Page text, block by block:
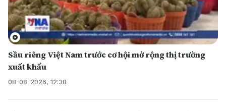
Sầu riêng Việt Nam trước cơ hội mở rộng thị trường
xuất khẩu
08-08-2026, 12:38